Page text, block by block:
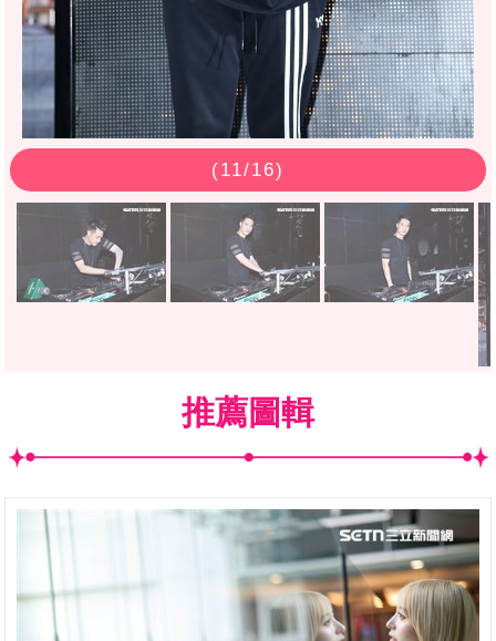
(11/16)
推薦圖輯